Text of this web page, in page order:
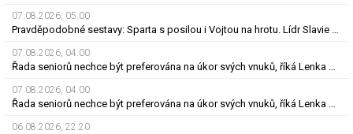
07.08.2026, 05.00
Pravděpodobné sestavy: Sparta s posilou i Vojtou na hrotu. Lídr Slavie už v základu
07.08.2026, 04.00
Řada seniorů nechce být preferována na úkor svých vnuků, říká Lenka Desatová
07.08.2026, 04.00
Řada seniorů nechce být preferována na úkor svých vnuků, říká Lenka Desatová
06.08.2026, 22.20